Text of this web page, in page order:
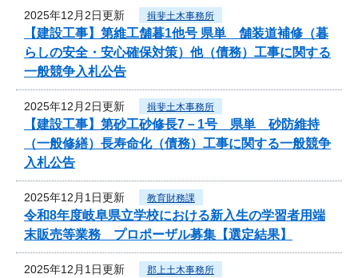
2025年12月2日更新 揖斐土木事務所
【建設工事】第維工舗暮1他号 県単 舗装道補修（暮
らしの安全・安心確保対策）他（債務）工事に関する
一般競争入札公告
2025年12月2日更新 揖斐土木事務所
【建設工事】第砂工砂修長7－1号 県単 砂防維持
（一般修繕）長寿命化（債務）工事に関する一般競争
入札公告
2025年12月1日更新 教育財務課
令和8年度岐阜県立学校における新入生の学習者用端
末販売等業務 プロポーザル募集【選定結果】
2025年12月1日更新 郡上土木事務所